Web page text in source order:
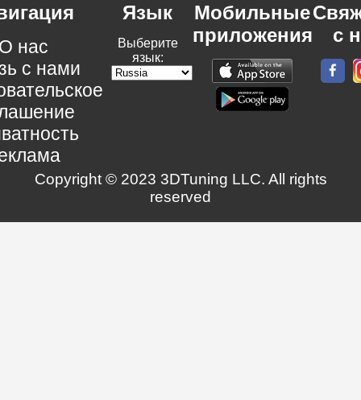
нас
с нами
Язык
Выберите
язык:
Мобильные
приложения
с
Copyright © 2023 3DTuning LLC. All rights
reserved